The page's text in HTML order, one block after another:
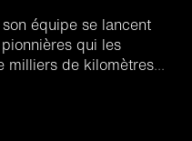
équipe se lancent
qui les
milliers de kilomètres...